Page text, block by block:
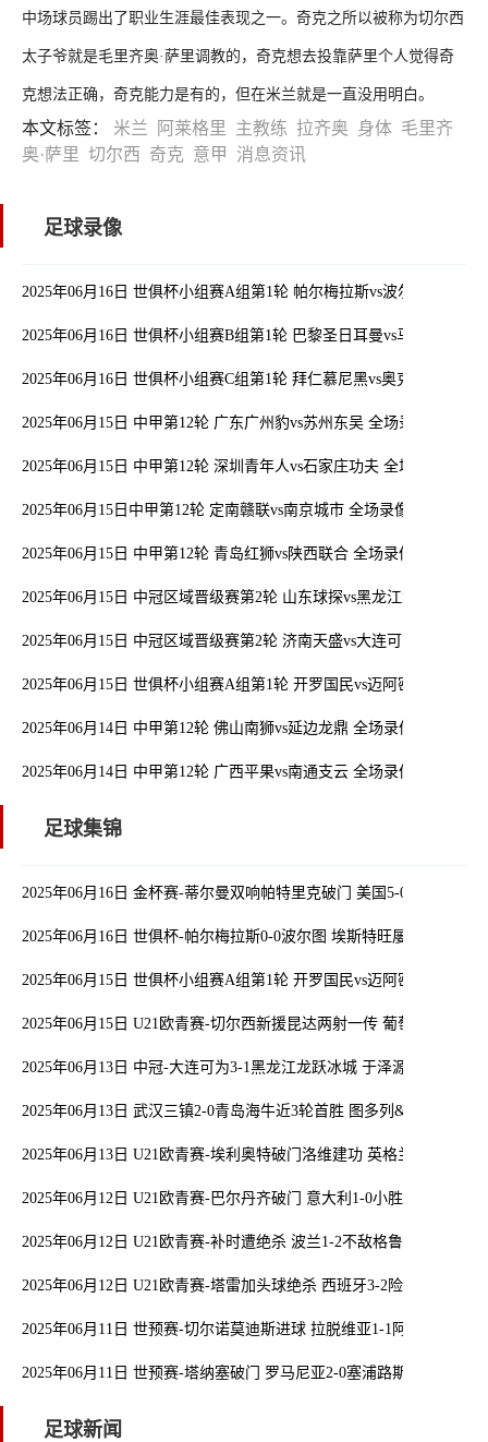
中场球员踢出了职业生涯最佳表现之一。奇克之所以被称为切尔西
太子爷就是毛里齐奥·萨里调教的，奇克想去投靠萨里个人觉得奇
克想法正确，奇克能力是有的，但在米兰就是一直没用明白。
本文标签： 米兰 阿莱格里 主教练 拉齐奥 身体 毛里齐
奥·萨里 切尔西 奇克 意甲 消息资讯
足球录像
2025年06月16日 世俱杯小组赛A组第1轮 帕尔梅拉斯vs波尔图 全场录
2025年06月16日 世俱杯小组赛B组第1轮 巴黎圣日耳曼vs马德里竞技
2025年06月16日 世俱杯小组赛C组第1轮 拜仁慕尼黑vs奥克兰城 全场
2025年06月15日 中甲第12轮 广东广州豹vs苏州东吴 全场录像
2025年06月15日 中甲第12轮 深圳青年人vs石家庄功夫 全场录像
2025年06月15日中甲第12轮 定南赣联vs南京城市 全场录像
2025年06月15日 中甲第12轮 青岛红狮vs陕西联合 全场录像
2025年06月15日 中冠区域晋级赛第2轮 山东球探vs黑龙江龙跃冰城 全
2025年06月15日 中冠区域晋级赛第2轮 济南天盛vs大连可为 全场录像
2025年06月15日 世俱杯小组赛A组第1轮 开罗国民vs迈阿密国际 全场
2025年06月14日 中甲第12轮 佛山南狮vs延边龙鼎 全场录像
2025年06月14日 中甲第12轮 广西平果vs南通支云 全场录像
足球集锦
2025年06月16日 金杯赛-蒂尔曼双响帕特里克破门 美国5-0大胜特立
2025年06月16日 世俱杯-帕尔梅拉斯0-0波尔图 埃斯特旺屡造险 波尔
2025年06月15日 世俱杯小组赛A组第1轮 开罗国民vs迈阿密国际 精彩
2025年06月15日 U21欧青赛-切尔西新援昆达两射一传 葡萄牙5-0大胜
2025年06月13日 中冠-大连可为3-1黑龙江龙跃冰城 于泽源梅开二度
2025年06月13日 武汉三镇2-0青岛海牛近3轮首胜 图多列&绍尔破门
2025年06月13日 U21欧青赛-埃利奥特破门洛维建功 英格兰3-1捷克
2025年06月12日 U21欧青赛-巴尔丹齐破门 意大利1-0小胜罗马尼亚
2025年06月12日 U21欧青赛-补时遭绝杀 波兰1-2不敌格鲁吉亚
2025年06月12日 U21欧青赛-塔雷加头球绝杀 西班牙3-2险胜斯洛伐克
2025年06月11日 世预赛-切尔诺莫迪斯进球 拉脱维亚1-1阿尔巴尼亚
2025年06月11日 世预赛-塔纳塞破门 罗马尼亚2-0塞浦路斯
足球新闻